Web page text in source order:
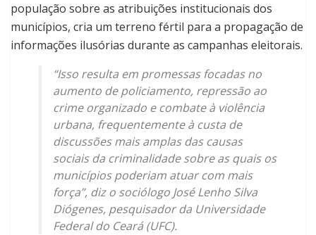
população sobre as atribuições institucionais dos
municípios, cria um terreno fértil para a propagação de
informações ilusórias durante as campanhas eleitorais.
“Isso resulta em promessas focadas no
aumento de policiamento, repressão ao
crime organizado e combate à violência
urbana, frequentemente à custa de
discussões mais amplas das causas
sociais da criminalidade sobre as quais os
municípios poderiam atuar com mais
força”, diz o sociólogo José Lenho Silva
Diógenes, pesquisador da Universidade
Federal do Ceará (UFC).